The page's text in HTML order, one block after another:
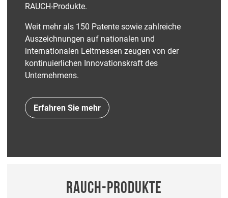
RAUCH-Produkte.
Weit mehr als 150 Patente sowie zahlreiche
Auszeichnungen auf nationalen und
internationalen Leitmessen zeugen von der
kontinuierlichen Innovationskraft des
Unternehmens.
Erfahren Sie mehr
RAUCH-PRODUKTE